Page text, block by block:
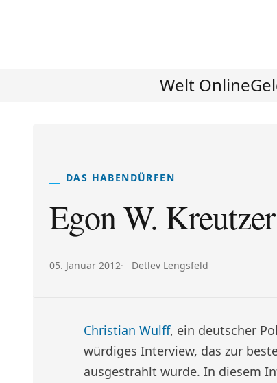
Welt Online
DAS HABENDÜRFEN
Egon W.
Veröffentlicht am:
05. Januar 2012 Autor:
Detlev Lengsfeld
Christian Wulff, ein deutscher
würdiges Interview, das zur
ausgestrahlt wurde. In diesem